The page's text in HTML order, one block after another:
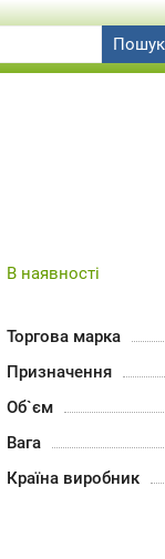
Пошук
В наявності
Торгова марка
Призначення
Об`єм
Вага
Країна виробник